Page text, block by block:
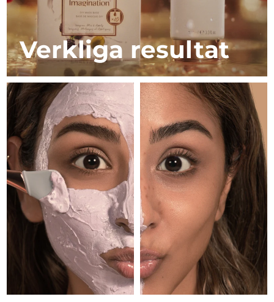
Verkliga resultat
Luxemburg Förväntad leverans 11/08/2026
Macao SAR Förväntad leverans13/08/2026
Malaysia Förväntad leverans14/08/2026
Malta Förväntad leverans11/08/2026
Mexiko Förväntad leverans 15/08/2026
Monaco Förväntad leverans 12/08/2026
Nederländerna Förväntad leverans 11/08/2026
Nya Zeeland Förväntad leverans 11/08/2026
Norge Förväntad leverans11/08/2026
Oman Förväntad leverans14/08/2026
Filippinerna Förväntad leverans14/08/2026